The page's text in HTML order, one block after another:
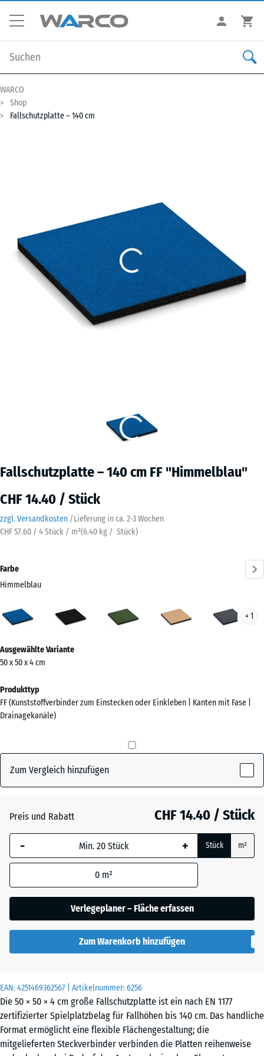
WARCO
Shop
Fallschutzplatte – 140 cm
Fallschutzplatte – 140 cm FF "Himmelblau"
CHF 14.40 / Stück
zzgl. Versandkosten /Lieferung in ca. 2-3 Wochen
CHF 57.60 / 4 Stück / m²(6.40 kg / Stück)
EAN:4251469362567 | Artikelnummer:6256
Die 50 × 50 × 4 cm große Fallschutzplatte ist ein nach EN 1177
zertifizierter Spielplatzbelag für Fallhöhen bis 140 cm. Das handliche
Format ermöglicht eine flexible Flächengestaltung; die
mitgelieferten Steckverbinder verbinden die Platten reihenweise
Farbe
Himmelblau
(active)
+ 1
Informationen
zu
Farben?
Farbpalette
(active)
Grasgrün - CHF 1.60
Sandbeige + CHF 0.40
Schiefergrau
Ausgewählte Variante
50 x 50 x 4 cm
Produkttyp
FF (Kunststoffverbinder zum Einstecken oder Einkleben | Kanten mit Fase |
Drainagekanäle)
Zum Vergleich hinzufügen
Preis und Rabatt CHF 14.40 / Stück
- + Stück m²
0 m²
Verlegeplaner – Fläche erfassen
Zum Warenkorb hinzufügen